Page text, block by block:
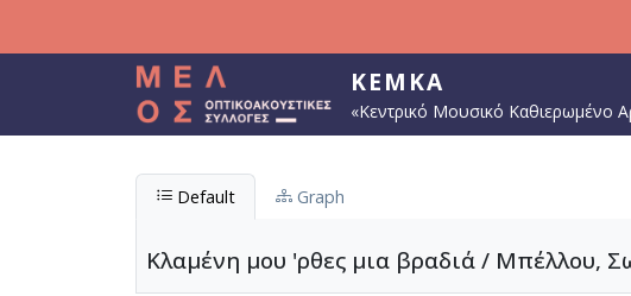
ΚΕΜΚΑ
«Κεντρικό Μουσικό Καθιερωμένο
Default Graph
Κλαμένη μου 'ρθες μια βραδιά / Μπέλλου,